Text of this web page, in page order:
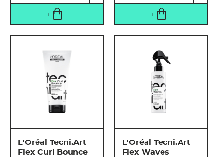
L'Oréal Tecni.Art
Flex Curl Bounce
L'Oréal Tecni.Art
Flex Waves